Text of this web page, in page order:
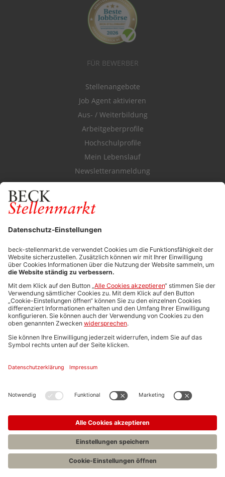
FÜR BEWERBER
Stellenangebote
Job Agent aktivieren
Aus- / Weiterbildung
Arbeitgeberprofile
Hochschulprofile
Mein Lebenslauf
Newsletteranmeldung
Durchsuchen Sie den Stellenkatalog
FÜR ARBEITGEBER
Stellenmarktpreise
Anzeigen-AGB
Media-Daten
Newsletteranmeldung
Produktübersicht
ALLGEMEIN
FAQs
Impressum
Stellenangebote C.H.BECK
Entwickelt durchJobiqo